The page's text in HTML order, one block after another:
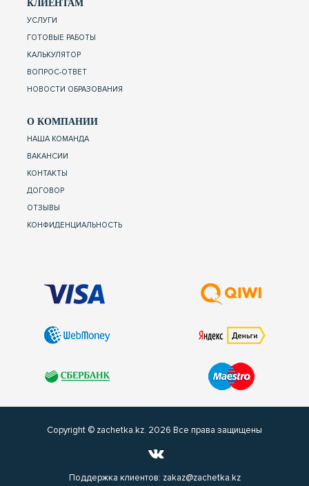
КЛИЕНТАМ
УСЛУГИ
ГОТОВЫЕ РАБОТЫ
КАЛЬКУЛЯТОР
ВОПРОС-ОТВЕТ
НОВОСТИ ОБРАЗОВАНИЯ
О КОМПАНИИ
НАША КОМАНДА
ВАКАНСИИ
КОНТАКТЫ
ДОГОВОР
ОТЗЫВЫ
КОНФИДЕНЦИАЛЬНОСТЬ
Copyright © zachetka.kz. 2026 Все права защищены
Поддержка клиентов: zakaz@zachetka.kz